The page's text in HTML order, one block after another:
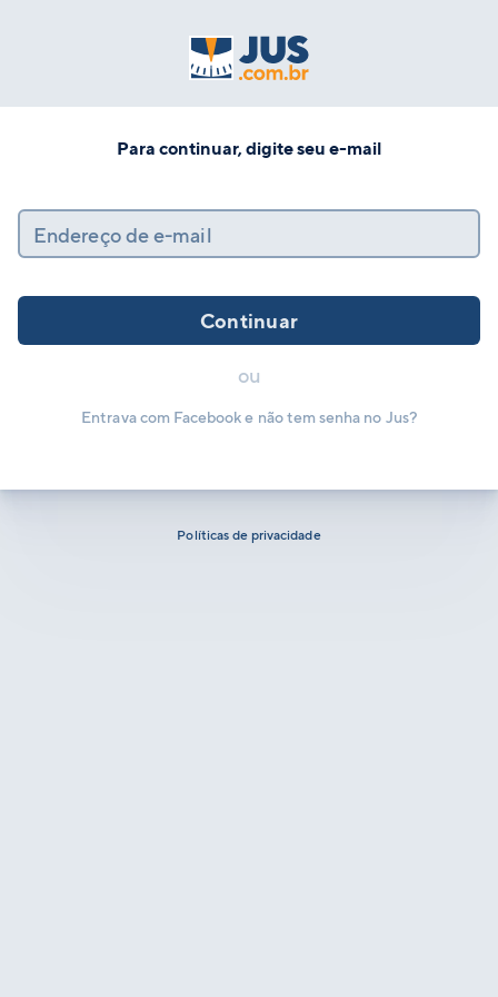
Para continuar, digite seu e-mail
Endereço de e-mail
Continuar
ou
Entrava com Facebook e não tem senha no Jus?
Políticas de privacidade